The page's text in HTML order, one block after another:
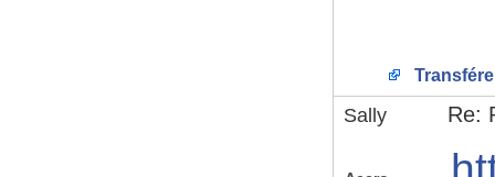
Sally Re: